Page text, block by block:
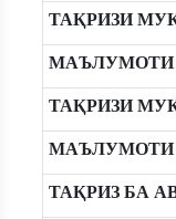
ТАҚРИЗИ
МАЪЛУМОТИ
ТАҚРИЗИ
МАЪЛУМОТИ
ТАҚРИЗ БА